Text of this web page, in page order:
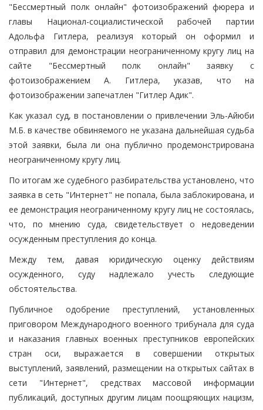
"Бессмертный полк онлайн" фотоизображений фюрера и
главы Национал-социалистической рабочей партии
Адольфа Гитлера, реализуя который он оформил и
отправил для демонстрации неограниченному кругу лиц на
сайте "Бессмертный полк онлайн" заявку с
фотоизображением А. Гитлера, указав, что на
фотоизображении запечатлен "Гитлер Адик".
Как указал суд, в постановлении о привлечении Эль-Айюби
М.Б. в качестве обвиняемого не указана дальнейшая судьба
этой заявки, была ли она публично продемонстрирована
неограниченному кругу лиц.
По итогам же судебного разбирательства установлено, что
заявка в сеть "Интернет" не попала, была заблокирована, и
ее демонстрация неограниченному кругу лиц не состоялась,
что, по мнению суда, свидетельствует о недоведении
осужденным преступления до конца.
Между тем, давая юридическую оценку действиям
осужденного, суду надлежало учесть следующие
обстоятельства.
Публичное одобрение преступлений, установленных
приговором Международного военного трибунала для суда
и наказания главных военных преступников европейских
стран оси, выражается в совершении открытых
выступлений, заявлений, размещении на открытых сайтах в
сети "Интернет", средствах массовой информации
публикаций, доступных другим лицам поощряющих нацизм,